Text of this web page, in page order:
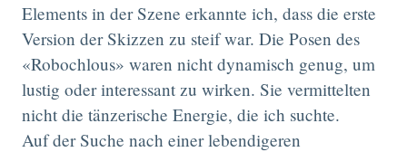
Elements in der Szene erkannte ich, dass die erste
Version der Skizzen zu steif war. Die Posen des
«Robochlous» waren nicht dynamisch genug, um
lustig oder interessant zu wirken. Sie vermittelten
nicht die tänzerische Energie, die ich suchte.
Auf der Suche nach einer lebendigeren